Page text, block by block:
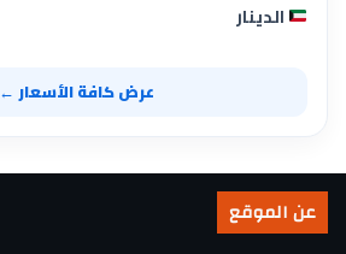
الدينار
عرض كافة الأسعار ←
عن الموقع